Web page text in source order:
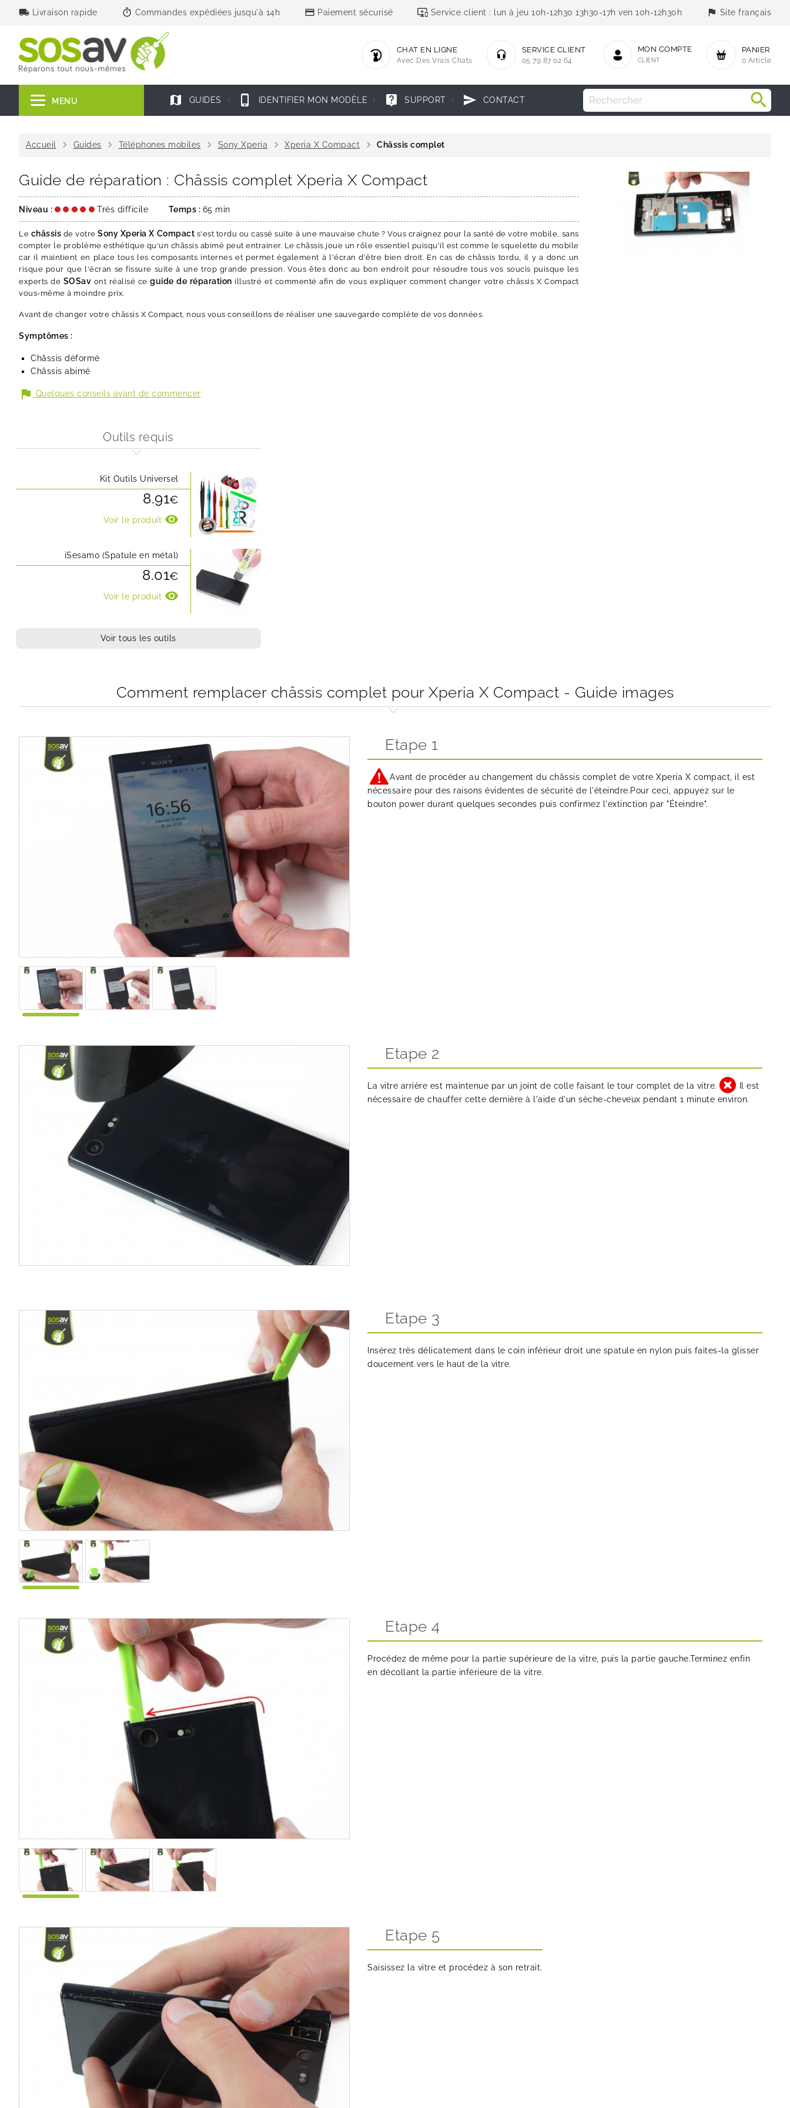
local_shipping Livraison rapide timer Commandes expédiées jusqu'à 14h credit_card Paiement sécurisé important_devices Service client : lun à jeu 10h-12h30 13h30-17h ven 10h-12h30h flag Site français
PANIER
0 Article
MON COMPTE
CLIENT
SERVICE CLIENT
05 79 87 02 64
CHAT EN LIGNE
Avec Des Vrais Chats
MENU map GUIDES phone_iphone IDENTIFIER MON MODÈLE live_help SUPPORT send CONTACT
Accueil chevron_right Guides chevron_right Téléphones mobiles chevron_right Sony Xperia chevron_right Xperia X Compact chevron_right Châssis complet
Guide de réparation : Châssis complet Xperia X Compact
Niveau : Très difficile Temps : 65 min
Le châssis de votreSony Xperia X Compact s'est tordu ou cassé suite à une mauvaise chute ? Vous craignez pour la santé de votre mobile, sans
compter le problème esthétique qu'un châssis abimé peut entrainer. Le châssis joue un rôle essentiel puisqu'il est comme le squelette du mobile
car il maintient en place tous les composants internes et permet également à l'écran d'être bien droit. En cas de châssis tordu, il y a donc un
risque pour que l'écran se fissure suite à une trop grande pression. Vous êtes donc au bon endroit pour résoudre tous vos soucis puisque les
experts de SOSav ont réalisé ceguide de réparation illustré et commenté afin de vous expliquer comment changer votre châssis X Compact
vous-même à moindre prix.
Avant de changer votre châssis X Compact, nous vous conseillons de réaliser une sauvegarde complète de vos données.
Symptômes :
Châssis déformé
Châssis abimé
flag Quelques conseils avant de commencer
Outils requis
Kit Outils Universel
8.91€
Voir le produit visibility
iSesamo (Spatule en métal)
8.01€
Voir le produit visibility
Voir tous les outils
Comment remplacer châssis complet pour Xperia X Compact - Guide images
Etape 1
Avant de procéder au changement du châssis complet de votre Xperia X compact, il est
nécessaire pour des raisons évidentes de sécurité de l'éteindre.Pour ceci, appuyez sur le
bouton power durant quelques secondes puis confirmez l'extinction par "Éteindre".
Etape 2
La vitre arrière est maintenue par un joint de colle faisant le tour complet de la vitre.
Il est
nécessaire de chauffer cette dernière à l'aide d'un sèche-cheveux pendant 1 minute environ.
Etape 3
Insérez très délicatement dans le coin inférieur droit une spatule en nylon puis faites-la glisser
doucement vers le haut de la vitre.
Etape 4
Procédez de même pour la partie supérieure de la vitre, puis la partie gauche.Terminez enfin
en décollant la partie inférieure de la vitre.
Etape 5
Saisissez la vitre et procédez à son retrait.